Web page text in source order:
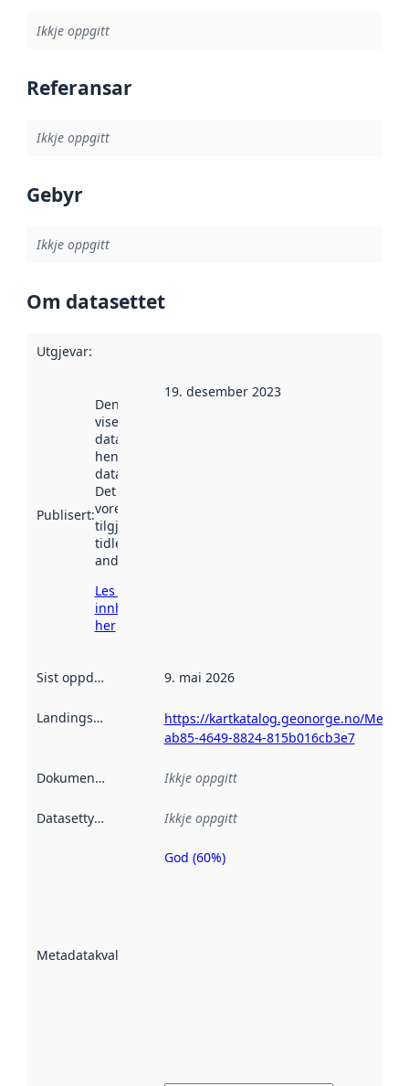
Ikkje oppgitt
Referansar
Ikkje oppgitt
Gebyr
Ikkje oppgitt
Om datasettet
Utgjevar:
Publisert:
Denne datoen
viser når
datasettet vart
henta inn av
data.norge.no.
Det kan ha
vore
tilgjengeleg
tidlegare
andre stader.
Les meir om
innhenting
her
19. desember 2023
Sist oppdatert 9. mai 2026
Landingsside
https://kartkatalog.geonorge.no/
ab85-4649-8824-815b016cb3e7
Dokumentasjon Ikkje oppgitt
Datasettype Ikkje oppgitt
Metadatakvalitet
Metadatakvalitet
God (60%)